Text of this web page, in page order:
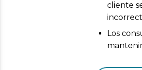
cliente
Los